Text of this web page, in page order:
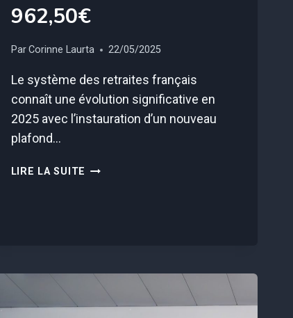
962,50€
ParCorinne Laurta 22/05/2025
Le système des retraites français
connaît une évolution significative en
2025 avec l’instauration d’un nouveau
plafond…
LIRE LA SUITE LE